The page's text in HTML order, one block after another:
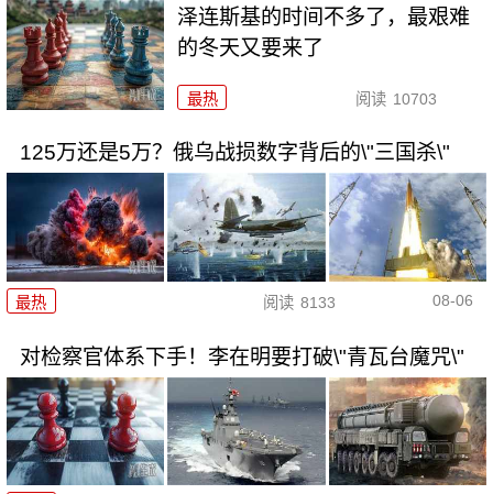
泽连斯基的时间不多了，最艰难
的冬天又要来了
最热 阅读 10703
125万还是5万？俄乌战损数字背后的\"三国杀\"
最热 阅读 8133 08-06
对检察官体系下手！李在明要打破\"青瓦台魔咒\"